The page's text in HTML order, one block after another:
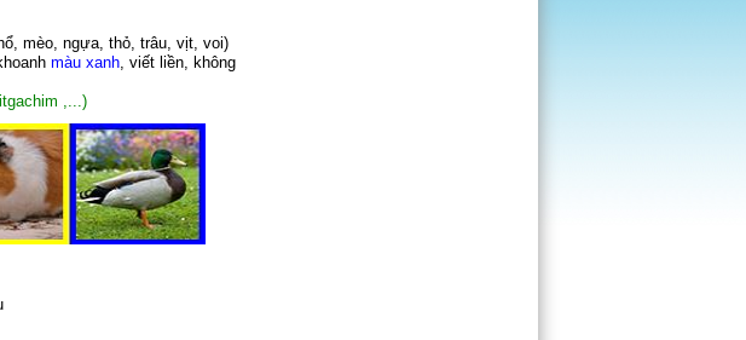
mèo, ngựa, thỏ, trâu, vịt, voi)
màu xanh, viết liền, không
,...)